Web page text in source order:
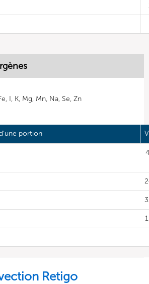
I, K, Mg, Mn, Na, Se, Zn
portion
Retigo